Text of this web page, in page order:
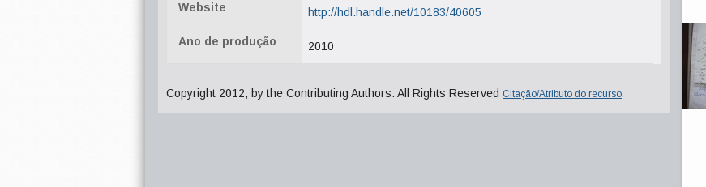
Website http://hdl.handle.net/10183/40605
Ano de produção 2010
Copyright 2012, by the Contributing Authors. All Rights Reserved Citação/Atributo do recurso.